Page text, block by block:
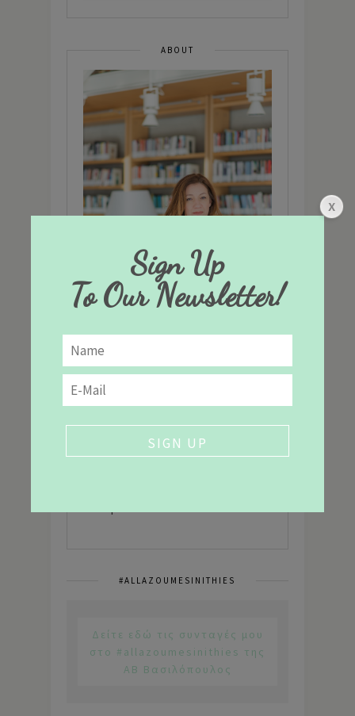
ABOUT
Είμαι η Εύη και σας καλωσορίζω
στο The Healthy Cook. Θέλω πολύ
ετοιμάζω στην κουζίνα μου,
πάντα με γνώμονα την
#ALLAZOUMESINITHIES
Δείτε εδώ τις συνταγές μου
στο #allazoumesinithies της
ΑΒ Βασιλόπουλος
Sign Up
To Our Newsletter!